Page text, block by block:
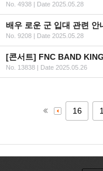
No. 4938 | Date 2025.05.28
배우 로운 군 입대 관련 안
No. 9208 | Date 2025.05.28
[콘서트] FNC BAND
No. 13838 | Date 2025.05.26
16